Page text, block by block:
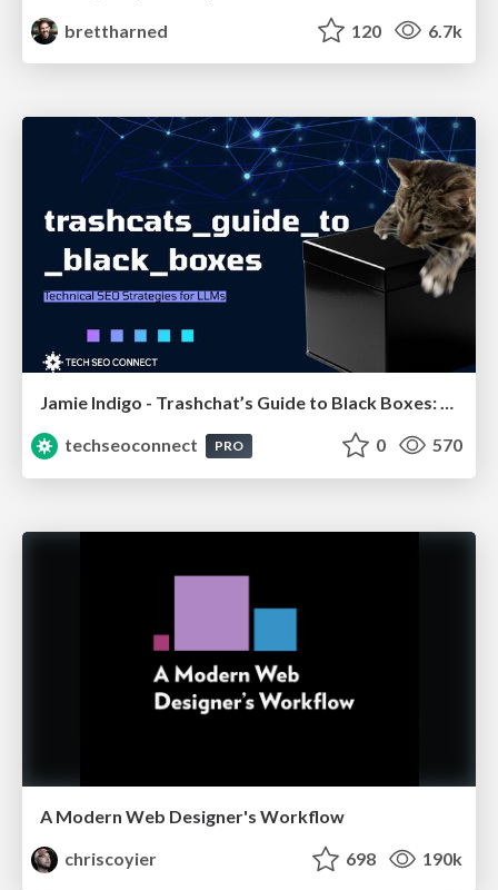
brettharned
120 6.7k
Jamie Indigo - Trashchat’s Guide to Black Boxes: Technical SEO Tactics for LLMs
techseoconnect
PRO 0 570
A Modern Web Designer's Workflow
chriscoyier
698 190k